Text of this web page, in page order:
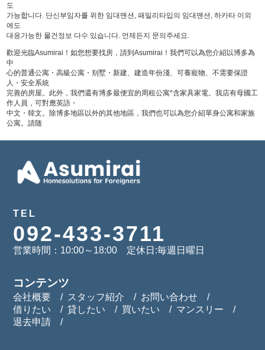
도
가능합니다. 단신부임자를 위한 임대맨션, 패밀리타입의 임대맨션, 하카타 이외
에도
대응가능한 물건정보 다수 있습니다. 언제든지 문의주세요.
歡迎光臨Asumirai！如您想要找房，請到Asumirai！我們可以為您介紹以博多為
中
心的普通公寓・高級公寓・别墅・新建、建造年份淺、可養寵物、不需要保證
人・安全系統
完善的房屋。此外，我們還有博多最便宜的周租公寓*含家具家電。我店有母國工
作人員，可對應英語・
中文・韓文。除博多地區以外的其他地區，我們也可以為您介紹單身公寓和家族
公寓。請随
TEL
092-433-3711
営業時間：10:00～18:00 定休日:毎週日曜日
コンテンツ
会社概要 スタッフ紹介
お問い合わせ
借りたい
貸したい 買いたい
マンスリー
退去申請